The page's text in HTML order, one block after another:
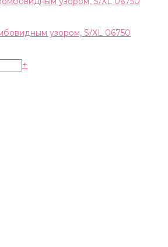
узором, S/XL 06750
+